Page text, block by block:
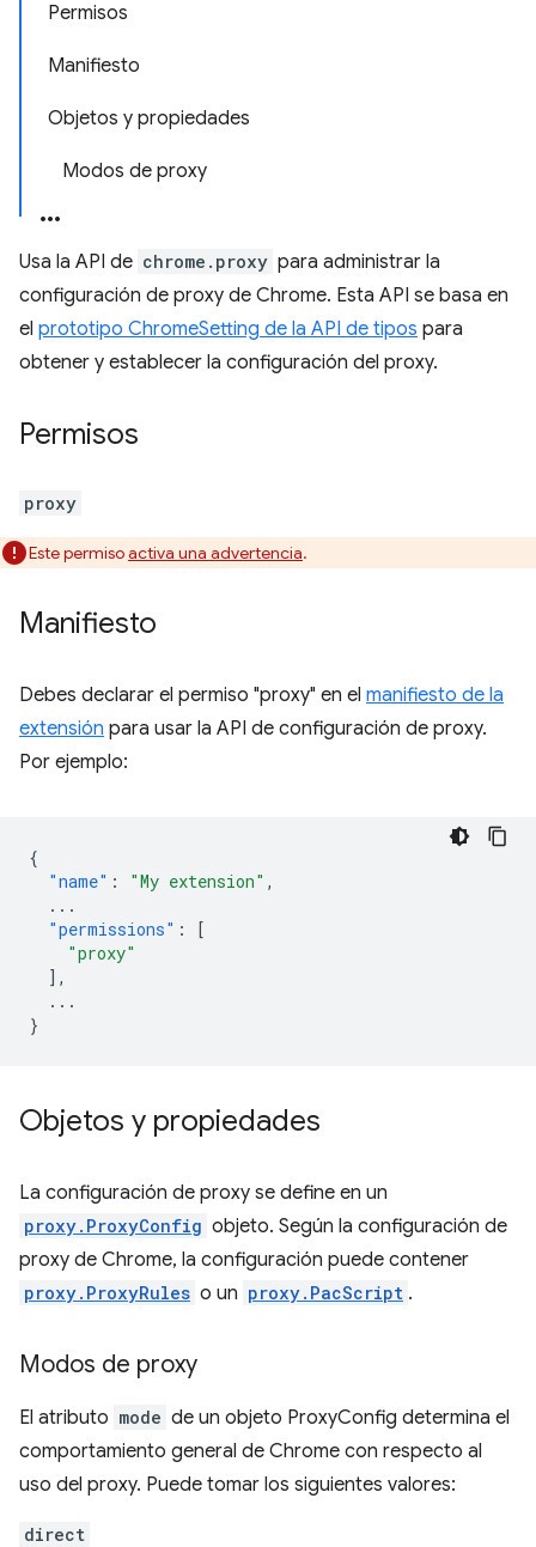
Permisos
Manifiesto
Objetos y propiedades
Modos de proxy
Usa la API de chrome.proxy para administrar la
configuración de proxy de Chrome. Esta API se basa en
el prototipo ChromeSetting de la API de tipos para
obtener y establecer la configuración del proxy.
Permisos
proxy
Este permisoactiva una advertencia.
Manifiesto
Debes declarar el permiso "proxy" en el manifiesto de la
extensión para usar la API de configuración de proxy.
Por ejemplo:
{
"name" : "My extension" ,
...
"permissions" :
[
"proxy"
],
...
}
Objetos y propiedades
La configuración de proxy se define en un
proxy.ProxyConfig objeto. Según la configuración de
proxy de Chrome, la configuración puede contener
proxy.ProxyRules o un proxy.PacScript .
Modos de proxy
El atributo mode de un objeto ProxyConfig determina el
comportamiento general de Chrome con respecto al
uso del proxy. Puede tomar los siguientes valores:
direct